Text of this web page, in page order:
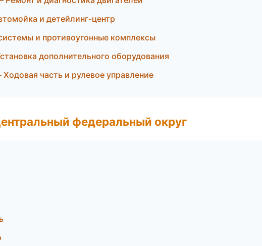
и детейлинг-центр
и противоугонные комплексы
дополнительного оборудования
часть и рулевое управление
федеральный округ